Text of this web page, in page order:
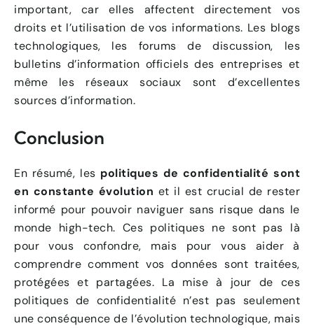
important, car elles affectent directement vos
droits et l’utilisation de vos informations. Les blogs
technologiques, les forums de discussion, les
bulletins d’information officiels des entreprises et
même les réseaux sociaux sont d’excellentes
sources d’information.
Conclusion
En résumé, les politiques de confidentialité sont
en constante évolution et il est crucial de rester
informé pour pouvoir naviguer sans risque dans le
monde high-tech. Ces politiques ne sont pas là
pour vous confondre, mais pour vous aider à
comprendre comment vos données sont traitées,
protégées et partagées. La mise à jour de ces
politiques de confidentialité n’est pas seulement
une conséquence de l’évolution technologique, mais